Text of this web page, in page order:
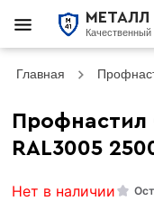
МЕТАЛЛ
Главная
Профнастил
RAL3005
Нет в наличии